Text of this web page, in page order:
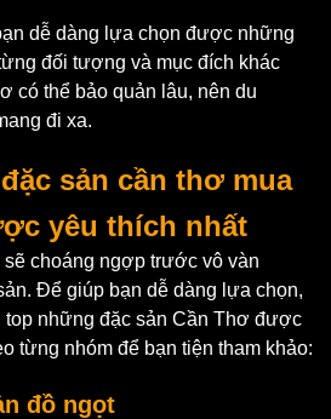
dễ dàng lựa chọn được những
đối tượng và mục đích khác
có thể bảo quản lâu, nên du
đi xa.
sản cần thơ mua
yêu thích nhất
choáng ngợp trước vô vàn
Để giúp bạn dễ dàng lựa chọn,
top những đặc sản Cần Thơ được
từng nhóm để bạn tiện tham khảo:
đồ ngọt